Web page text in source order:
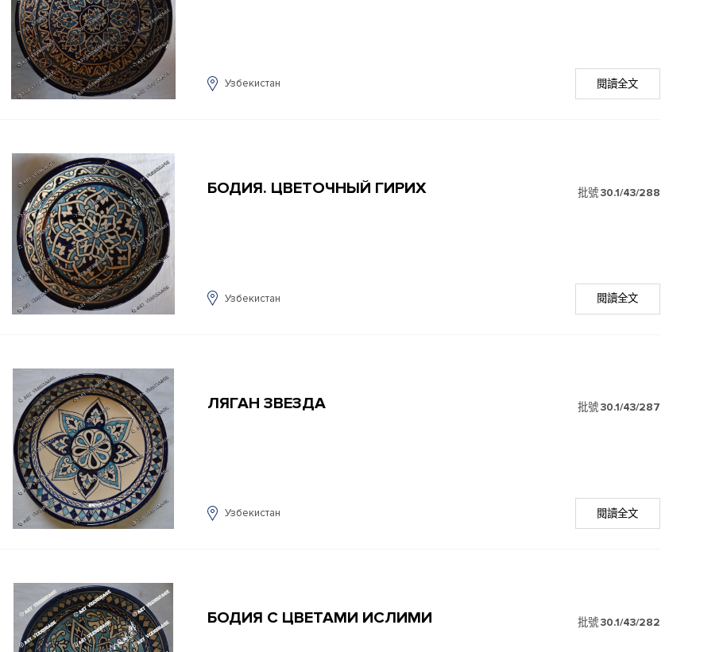
Узбекистан 閱讀全文
БОДИЯ. ЦВЕТОЧНЫЙ ГИРИХ 批號30.1/43/288
Узбекистан 閱讀全文
ЛЯГАН ЗВЕЗДА 批號30.1/43/287
Узбекистан 閱讀全文
БОДИЯ С ЦВЕТАМИ ИСЛИМИ 批號30.1/43/282